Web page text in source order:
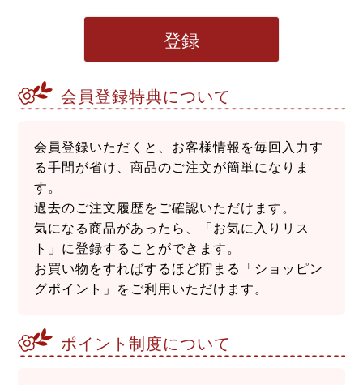
登録
会員登録特典について
会員登録いただくと、お客様情報を毎回入力す
る手間が省け、商品のご注文が簡単になりま
す。
過去のご注文履歴をご確認いただけます。
気になる商品があったら、「お気に入りリス
ト」に登録することができます。
お買い物をすればするほど貯まる「ショッピン
グポイント」をご利用いただけます。
ポイント制度について